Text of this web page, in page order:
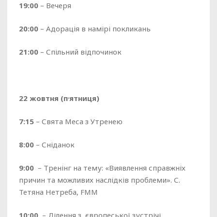
19:00 – Вечеря
20:00 – Адорація в намірі покликань
21:00 – Спільний відпочинок
22 жовтня (п׳ятниця)
7:15 – Свята Меса з Утренею
8:00 – Сніданок
9:00 – Тренінг на тему: «Виявлення справжніх
причин та можливих наслідків проблеми». С.
Тетяна Нетреба, FMM